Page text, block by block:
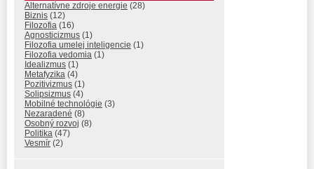
Alternatívne zdroje energie (28)
Biznis (12)
Filozofia (16)
Agnosticizmus (1)
Filozofia umelej inteligencie (1)
Filozofia vedomia (1)
Idealizmus (1)
Metafyzika (4)
Pozitivizmus (1)
Solipsizmus (4)
Mobilné technológie (3)
Nezaradené (8)
Osobný rozvoj (8)
Politika (47)
Vesmír (2)